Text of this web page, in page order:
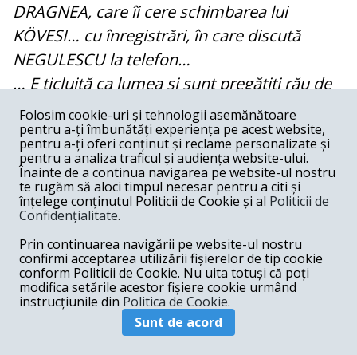
DRAGNEA, care îi cere schimbarea lui
KÖVESI… cu înregistrări, în care discută
NEGULESCU la telefon…
… E ticluită ca lumea și sunt pregătiți rău de
tot!
… Și după ce vedem primul set și vedem
impactul care este… o să vă dau un telefon,
că vin… și vedem.
Transcriere discuție dintre o altă
persoană din anturajul familiei Cosma și
procuror ST Ploiești - 29.01.2018
Folosim cookie-uri și tehnologii asemănătoare
pentru a-ți îmbunătăți experiența pe acest website,
pentru a-ți oferi conținut și reclame personalizate și
pentru a analiza traficul și audiența website-ului.
Înainte de a continua navigarea pe website-ul nostru
te rugăm să aloci timpul necesar pentru a citi și
înțelege conținutul Politicii de Cookie și al Politicii de
Confidențialitate.
Prin continuarea navigării pe website-ul nostru
confirmi acceptarea utilizării fișierelor de tip cookie
conform Politicii de Cookie. Nu uita totuși că poți
modifica setările acestor fișiere cookie urmând
instrucțiunile din Politica de Cookie.
Sunt de acord